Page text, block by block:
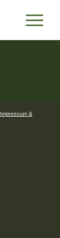
Impressum &